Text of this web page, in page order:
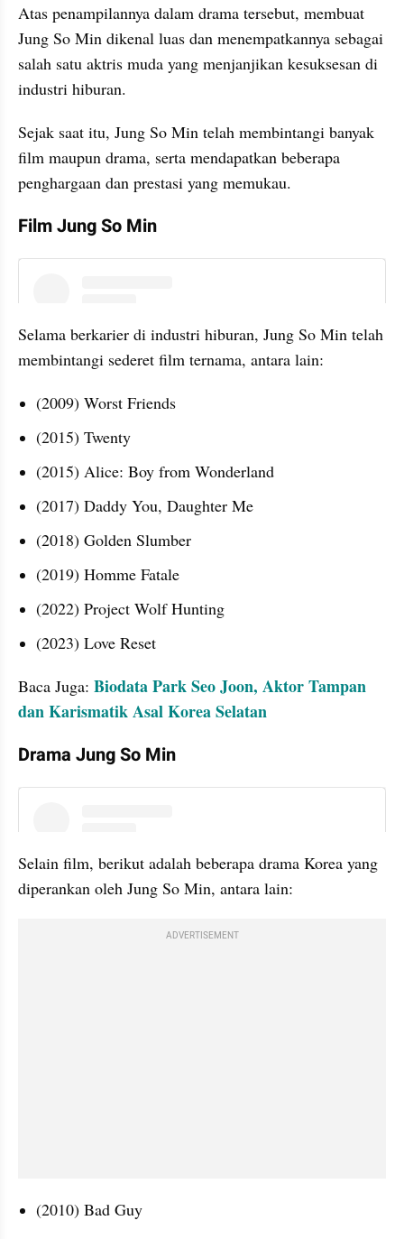
Atas penampilannya dalam drama tersebut, membuat
Jung So Min dikenal luas dan menempatkannya sebagai
salah satu aktris muda yang menjanjikan kesuksesan di
industri hiburan.
Sejak saat itu, Jung So Min telah membintangi banyak
film maupun drama, serta mendapatkan beberapa
penghargaan dan prestasi yang memukau.
Film Jung So Min
Selama berkarier di industri hiburan, Jung So Min telah
membintangi sederet film ternama, antara lain:
(2009) Worst Friends
(2015) Twenty
(2015) Alice: Boy from Wonderland
(2017) Daddy You, Daughter Me
(2018) Golden Slumber
(2019) Homme Fatale
(2022) Project Wolf Hunting
(2023) Love Reset
Baca Juga: Biodata Park Seo Joon, Aktor Tampan
dan Karismatik Asal Korea Selatan
Drama Jung So Min
Selain film, berikut adalah beberapa drama Korea yang
diperankan oleh Jung So Min, antara lain:
ADVERTISEMENT
(2010) Bad Guy